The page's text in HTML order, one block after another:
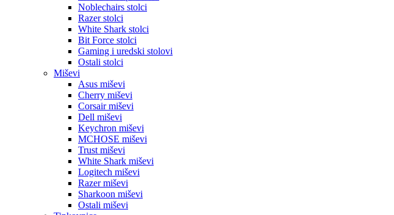
Noblechairs stolci
Razer stolci
White Shark stolci
Bit Force stolci
Gaming i uredski stolovi
Ostali stolci
Miševi
Asus miševi
Cherry miševi
Corsair miševi
Dell miševi
Keychron miševi
MCHOSE miševi
Trust miševi
White Shark miševi
Logitech miševi
Razer miševi
Sharkoon miševi
Ostali miševi